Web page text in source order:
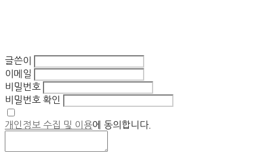
글쓴이
이메일
비밀번호
비밀번호 확인
개인정보 수집 및 이용에 동의합니다.